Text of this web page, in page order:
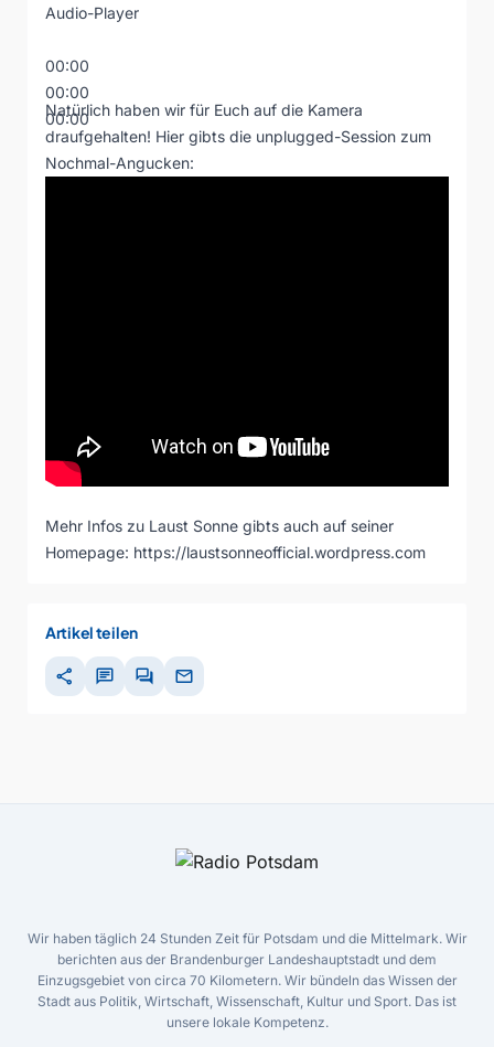
Audio-Player
00:00
00:00
00:00
Natürlich haben wir für Euch auf die Kamera
draufgehalten! Hier gibts die unplugged-Session zum
Nochmal-Angucken:
Mehr Infos zu Laust Sonne gibts auch auf seiner
Homepage: https://laustsonneofficial.wordpress.com
Artikel teilen
share chat forum mail
Wir haben täglich 24 Stunden Zeit für Potsdam und die Mittelmark. Wir
berichten aus der Brandenburger Landeshauptstadt und dem
Einzugsgebiet von circa 70 Kilometern. Wir bündeln das Wissen der
Stadt aus Politik, Wirtschaft, Wissenschaft, Kultur und Sport. Das ist
unsere lokale Kompetenz.